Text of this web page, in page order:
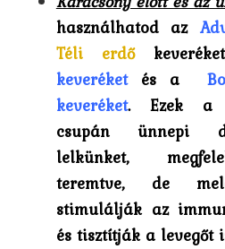
használhatod az
Téli erdő
keveréketés a
keveréket. Ezek a
csupán ünnepi
lelkünket,
teremtve, de
stimulálják az
és tisztítják a levegőt